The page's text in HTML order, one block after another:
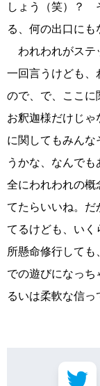
しょう（笑）？
る、何の出口にも
われわれがステ
一回言うけども、
ので、で、ここに
お釈迦様だけじ
に関してもみんな
うかな、なんで
全にわれわれの概
てたらいいね。だ
てるけども、いく
所懸命修行して
での遊びになっち
るいは柔軟な信っ